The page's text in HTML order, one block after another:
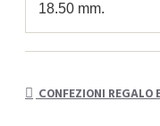
18.50 mm.
CONFEZIONI REGALO